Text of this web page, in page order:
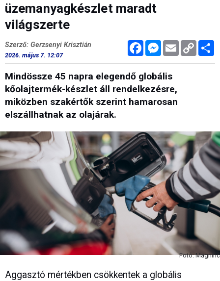
üzemanyagkészlet maradt
világszerte
FacebookMessenger
Email Copy
Link
Szerző: Gerzsenyi Krisztián
2026. május 7. 12:07
Mindössze 45 napra elegendő globális
kőolajtermék-készlet áll rendelkezésre,
miközben szakértők szerint hamarosan
elszállhatnak az olajárak.
Fotó: Magnific
Aggasztó mértékben csökkentek a globális